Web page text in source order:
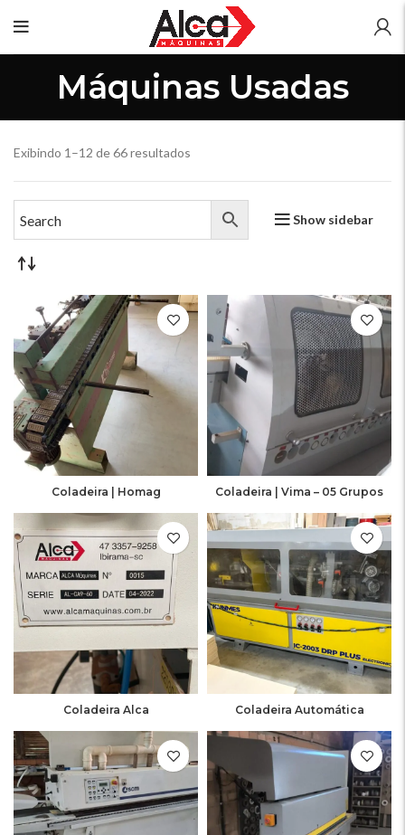
Máquinas Usadas
Exibindo 1–12 de 66 resultados
Show sidebar
Coladeira | Homag Coladeira | Vima – 05 Grupos
Coladeira Alca Coladeira Automática